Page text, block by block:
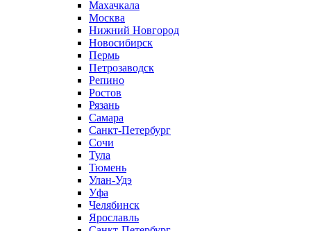
Махачкала
Москва
Нижний Новгород
Новосибирск
Пермь
Петрозаводск
Репино
Ростов
Рязань
Самара
Санкт-Петербург
Сочи
Тула
Тюмень
Улан-Удэ
Уфа
Челябинск
Ярославль